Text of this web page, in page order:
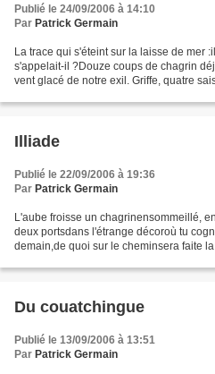
Publié le 24/09/2006 à 14:10
Par Patrick Germain
La trace qui s'éteint sur la laisse de mer
s'appelait-il ?Douze coups de chagrin
vent glacé de notre exil. Griffe, quatre
Illiade
Publié le 22/09/2006 à 19:36
Par Patrick Germain
L'aube froisse un chagrinensommeillé,
deux portsdans l'étrange décoroù tu
demain,de quoi sur le cheminsera faite
Du couatchingue
Publié le 13/09/2006 à 13:51
Par Patrick Germain